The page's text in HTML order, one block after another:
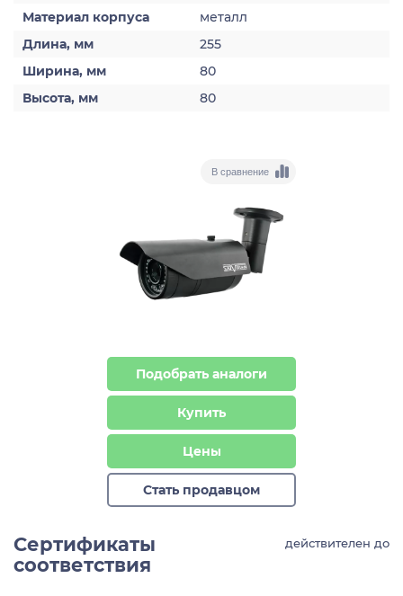
Материал корпуса
металл
Длина, мм
255
Ширина, мм
80
Высота, мм
80
В сравнение
Подобрать аналоги
Купить
Цены
Стать продавцом
Сертификаты
соответствия
действителен до